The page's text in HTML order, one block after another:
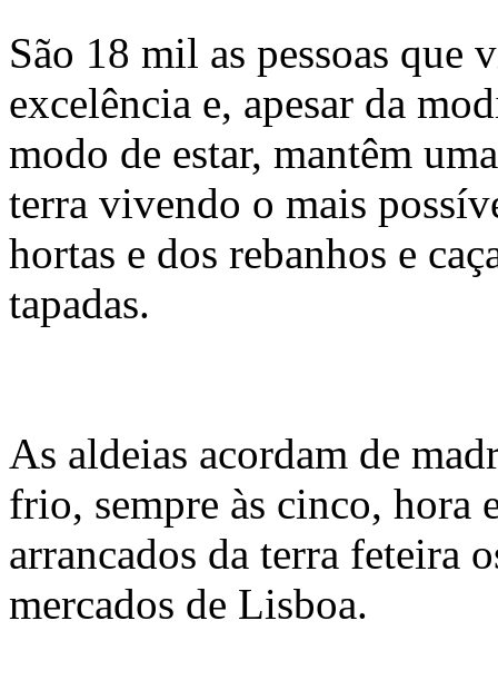
São 18 mil as pessoas que
excelência e, apesar da
modo de estar, mantêm
terra vivendo o mais
hortas e dos rebanhos e
tapadas.
As aldeias acordam de
frio, sempre às cinco, hora
arrancados da terra feteira
mercados de Lisboa.